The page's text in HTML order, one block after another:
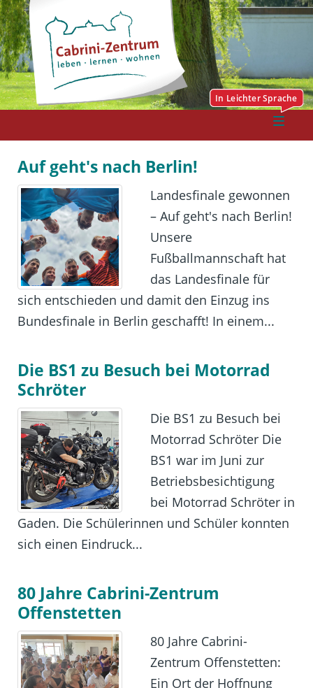
Auf geht's nach Berlin!
Landesfinale gewonnen
– Auf geht's nach Berlin!
Unsere
Fußballmannschaft hat
das Landesfinale für
sich entschieden und damit den Einzug ins
Bundesfinale in Berlin geschafft! In einem...
Die BS1 zu Besuch bei Motorrad
Schröter
Die BS1 zu Besuch bei
Motorrad Schröter Die
BS1 war im Juni zur
Betriebsbesichtigung
bei Motorrad Schröter in
Gaden. Die Schülerinnen und Schüler konnten
sich einen Eindruck...
80 Jahre Cabrini-Zentrum
Offenstetten
80 Jahre Cabrini-
Zentrum Offenstetten:
Ein Ort der Hoffnung